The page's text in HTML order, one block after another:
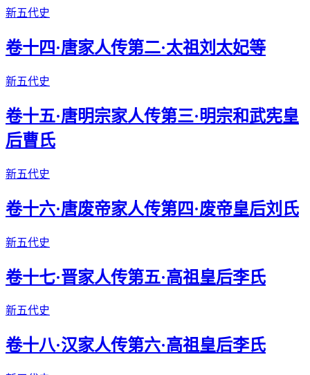
新五代史
卷十四·唐家人传第二·太祖刘太妃等
新五代史
卷十五·唐明宗家人传第三·明宗和武宪皇
后曹氏
新五代史
卷十六·唐废帝家人传第四·废帝皇后刘氏
新五代史
卷十七·晋家人传第五·高祖皇后李氏
新五代史
卷十八·汉家人传第六·高祖皇后李氏